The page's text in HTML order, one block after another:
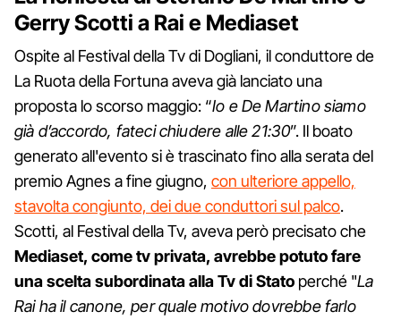
Gerry Scotti a Rai e Mediaset
Ospite al Festival della Tv di Dogliani, il conduttore de
La Ruota della Fortuna aveva già lanciato una
proposta lo scorso maggio: “Io e De Martino siamo
già d’accordo, fateci chiudere alle 21:30”. Il boato
generato all'evento si è trascinato fino alla serata del
premio Agnes a fine giugno, con ulteriore appello,
stavolta congiunto, dei due conduttori sul palco.
Scotti, al Festival della Tv, aveva però precisato che
Mediaset, come tv privata, avrebbe potuto fare
una scelta subordinata alla Tv di Stato perché "La
Rai ha il canone, per quale motivo dovrebbe farlo